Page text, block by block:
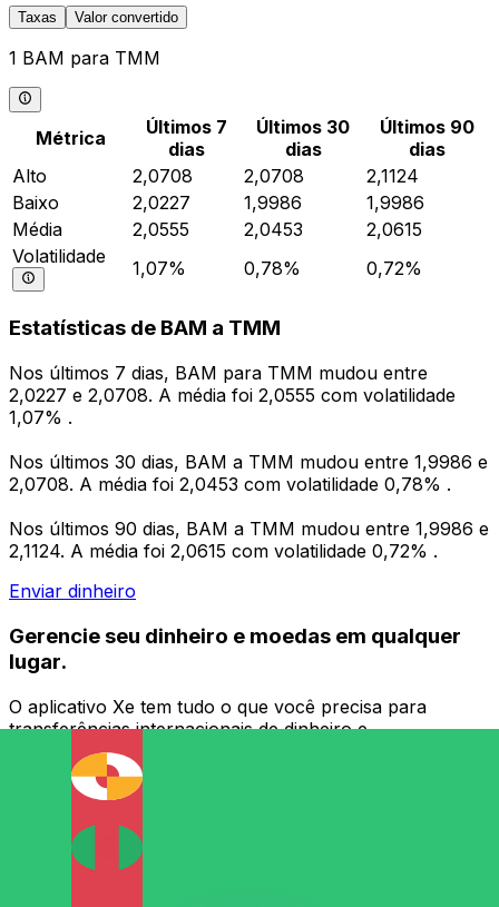
Taxas Valor convertido
1 BAM para TMM
Métrica
Últimos 7
dias
Últimos 30
dias
Últimos 90
dias
Alto
2,0708 2,0708
2,1124
Baixo
2,0227 1,9986
1,9986
Média
2,0555 2,0453
2,0615
Volatilidade
1,07% 0,78% 0,72%
Estatísticas de BAM a TMM
Nos últimos 7 dias, BAM para TMM mudou entre
2,0227 e 2,0708. A média foi 2,0555 com volatilidade
1,07% .
Nos últimos 30 dias, BAM a TMM mudou entre 1,9986 e
2,0708. A média foi 2,0453 com volatilidade 0,78% .
Nos últimos 90 dias, BAM a TMM mudou entre 1,9986 e
2,1124. A média foi 2,0615 com volatilidade 0,72% .
Enviar dinheiro
Gerencie seu dinheiro e moedas em qualquer
lugar.
O aplicativo Xe tem tudo o que você precisa para
transferências internacionais de dinheiro e
gerenciamento de moedas. Converta moedas, defina
alertas de taxas de câmbio e transfira dinheiro para o
exterior sem taxas ocultas. Baixe hoje mesmo!